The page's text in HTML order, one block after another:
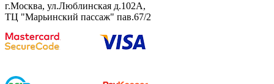
г.Москва, ул.Люблинская д.102А,
ТЦ "Марьинский пассаж" пав.67/2